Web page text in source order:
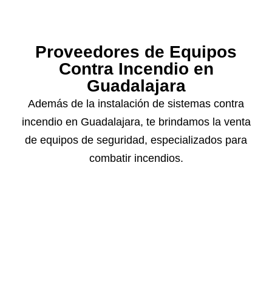
Proveedores de Equipos
Contra Incendio en
Guadalajara
Además de la instalación de sistemas contra
incendio en Guadalajara, te brindamos la venta
de equipos de seguridad, especializados para
combatir incendios.